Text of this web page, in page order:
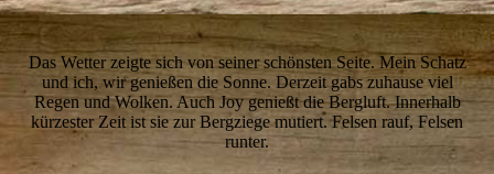
12-Kerstin
Das Wetter zeigte sich von seiner schönsten Seite. Mein Schatz
und ich, wir genießen die Sonne. Derzeit gabs zuhause viel
Regen und Wolken. Auch Joy genießt die Bergluft. Innerhalb
kürzester Zeit ist sie zur Bergziege mutiert. Felsen rauf, Felsen
runter.